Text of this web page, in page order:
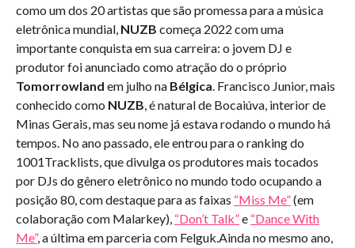
como um dos 20 artistas que são promessa para a música
eletrônica mundial, NUZB começa 2022 com uma
importante conquista em sua carreira: o jovem DJ e
produtor foi anunciado como atração do o próprio
Tomorrowland em julho na Bélgica. Francisco Junior, mais
conhecido como NUZB, é natural de Bocaiúva, interior de
Minas Gerais, mas seu nome já estava rodando o mundo há
tempos. No ano passado, ele entrou para o ranking do
1001Tracklists, que divulga os produtores mais tocados
por DJs do gênero eletrônico no mundo todo ocupando a
posição 80, com destaque para as faixas “Miss Me”(em
colaboração com Malarkey), “Don’t Talk”e “Dance With
Me”, a última em parceria com Felguk.Ainda no mesmo ano,